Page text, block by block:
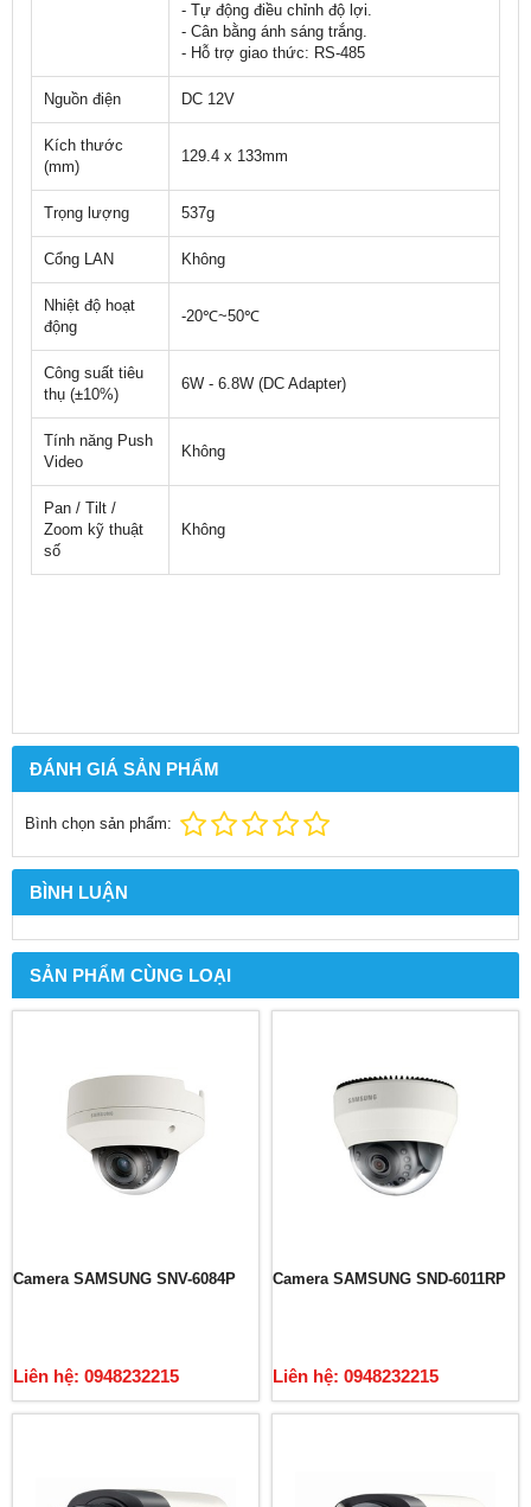
- Tự động điều chỉnh độ lợi.
- Cân bằng ánh sáng trắng.
- Hỗ trợ giao thức: RS-485
Nguồn điện DC 12V
Kích thước
(mm)
129.4 x 133mm
Trọng lượng 537g
Cổng LAN Không
Nhiệt độ hoạt
động
-20℃~50℃
Công suất tiêu
thụ (±10%)
6W - 6.8W (DC Adapter)
Tính năng Push
Video
Không
Pan / Tilt /
Zoom kỹ thuật
số
Không
ĐÁNH GIÁ SẢN PHẨM
Bình chọn sản phẩm:
BÌNH LUẬN
SẢN PHẨM CÙNG LOẠI
Camera SAMSUNG SNV-6084P
Liên hệ: 0948232215
Camera SAMSUNG SND-6011RP
Liên hệ: 0948232215